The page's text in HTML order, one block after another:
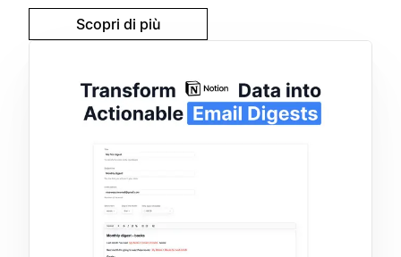
Scopri di più